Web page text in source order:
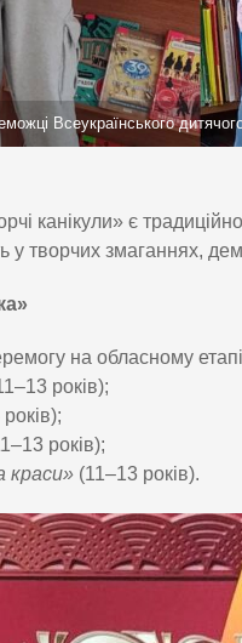
Всеукраїнського
канікули» є
творчих змаганнях,
на обласному
років);
років);
краси»(11–13 років).